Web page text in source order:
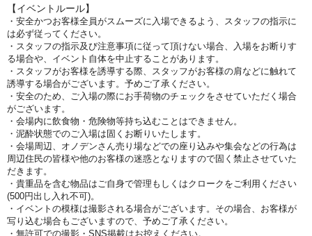
【イベントルール】
・安全かつお客様全員がスムーズに入場できるよう、スタッフの指示に
は必ず従ってください。
・スタッフの指示及び注意事項に従って頂けない場合、入場をお断りす
る場合や、イベント自体を中止することがあります。
・スタッフがお客様を誘導する際、スタッフがお客様の肩などに触れて
誘導する場合がございます。予めご了承ください。
・安全のため、ご入場の際にお手荷物のチェックをさせていただく場合
がございます。
・会場内に飲食物・危険物等持ち込むことはできません。
・泥酔状態でのご入場は固くお断りいたします。
・会場周辺、オノデンさん売り場などでの座り込みや集会などの行為は
周辺住民の皆様や他のお客様の迷惑となりますので固く禁止させていた
だきます。
・貴重品を含む物品はご自身で管理もしくはクロークをご利用ください
(500円出し入れ不可)。
・イベントの模様は撮影される場合がございます。その場合、お客様が
写り込む場合もございますので、予めご了承ください。
・無許可での撮影・SNS掲載はお控えください。